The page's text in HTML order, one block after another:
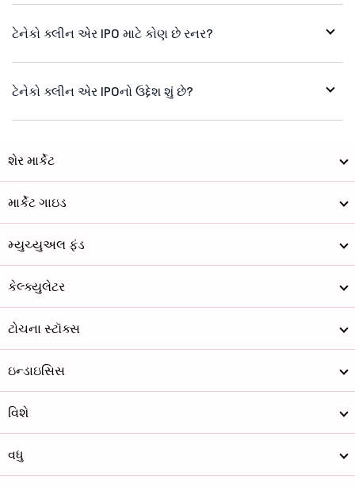
ટેનેકો ક્લીન એર IPO માટે કોણ છે રનર?
ટેનેકો ક્લીન એર IPOનો ઉદ્દેશ શું છે?
શેર માર્કેટ
માર્કેટ ગાઇડ
મ્યુચ્યુઅલ ફંડ
કેલ્ક્યુલેટર
ટોચના સ્ટૉક્સ
ઇન્ડાઇસિસ
વિશે
વધુ